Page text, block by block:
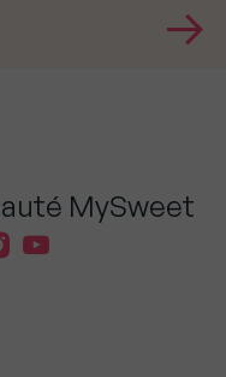
MySweet